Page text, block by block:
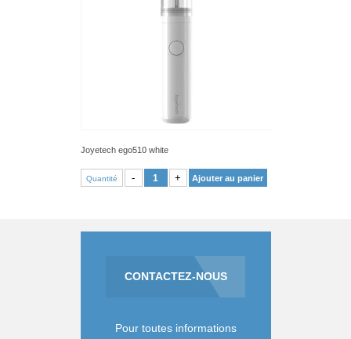
Joyetech ego510 white
Quantité - + Ajouter au panier
CONTACTEZ-NOUS
Pour toutes informations